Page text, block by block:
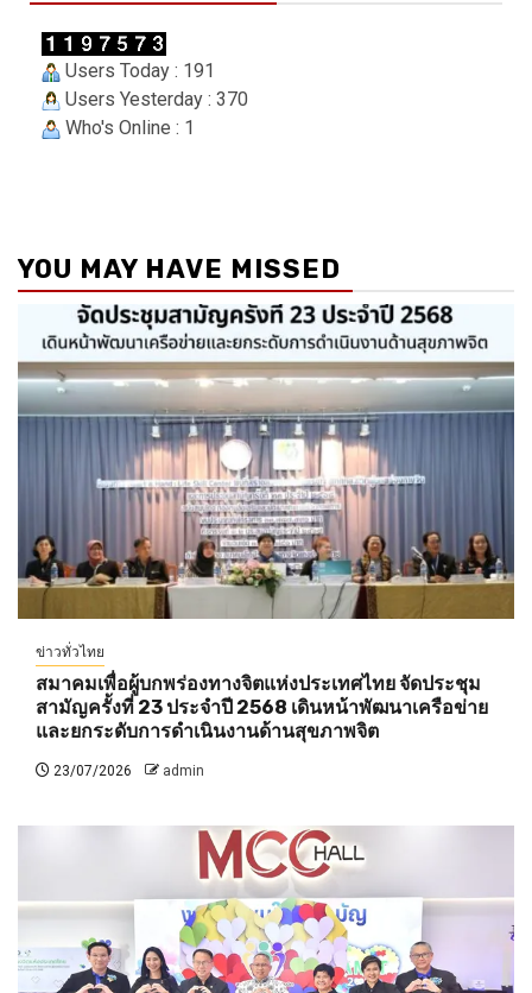
Users Today : 191
Users Yesterday : 370
Who's Online : 1
YOU MAY HAVE MISSED
ข่าวทั่วไทย
สมาคมเพื่อผู้บกพร่องทางจิตแห่งประเทศไทย จัดประชุม
สามัญครั้งที่ 23 ประจำปี 2568 เดินหน้าพัฒนาเครือข่าย
และยกระดับการดำเนินงานด้านสุขภาพจิต
23/07/2026 admin